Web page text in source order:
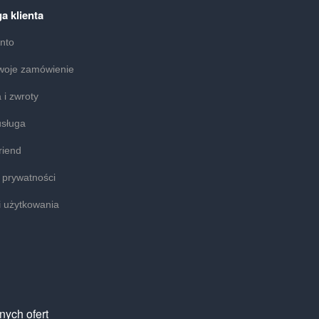
klienta
zamówienie
i zwroty
prywatności
użytkowania
ofert